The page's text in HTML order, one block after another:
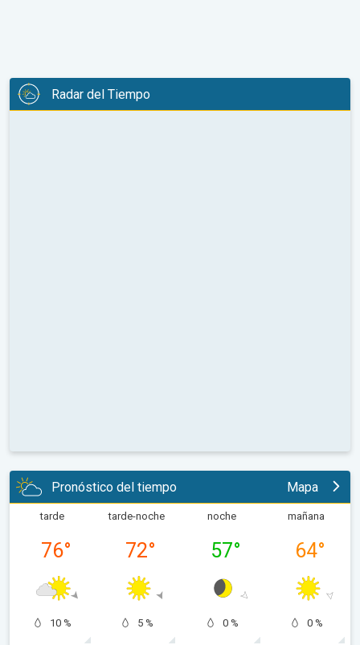
Radar del Tiempo
Pronóstico del tiempo Mapa
tarde
76°
10 %
tarde-noche
72°
5 %
noche
57°
0 %
mañana
64°
0 %